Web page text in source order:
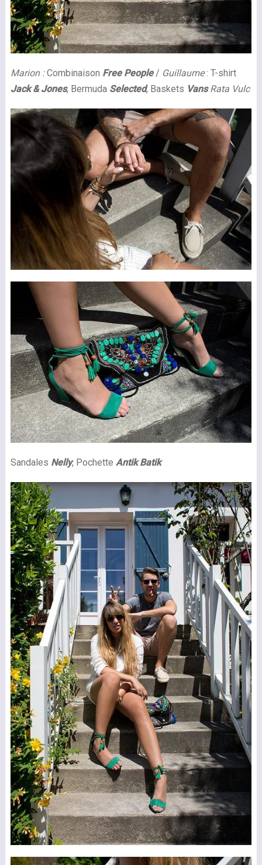
Marion :Combinaison Free People/ Guillaume: T-shirt
Jack & Jones, Bermuda Selected, Baskets VansRata Vulc
Sandales Nelly, Pochette Antik Batik